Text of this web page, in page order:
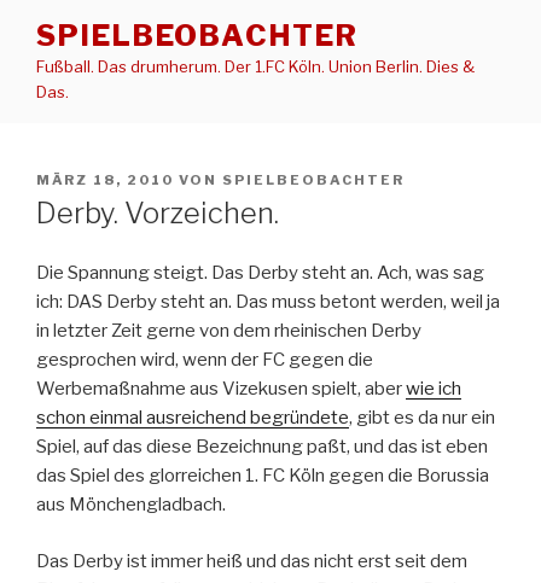
Inhalt
springen
SPIELBEOBACHTER
Fußball. Das drumherum. Der 1.FC Köln. Union Berlin. Dies &
Das.
VERÖFFENTLICHT
AM
MÄRZ 18, 2010 VON SPIELBEOBACHTER
Derby. Vorzeichen.
Die Spannung steigt. Das Derby steht an. Ach, was sag
ich: DAS Derby steht an. Das muss betont werden, weil ja
in letzter Zeit gerne von dem rheinischen Derby
gesprochen wird, wenn der FC gegen die
Werbemaßnahme aus Vizekusen spielt, aberwie ich
schon einmal ausreichend begründete, gibt es da nur ein
Spiel, auf das diese Bezeichnung paßt, und das ist eben
das Spiel des glorreichen 1. FC Köln gegen die Borussia
aus Mönchengladbach.
Das Derby ist immer heiß und das nicht erst seit dem